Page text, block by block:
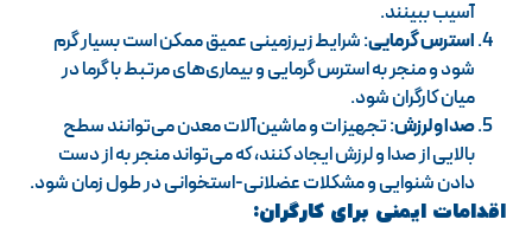
آسیب ببینند.
استرس گرمایی: شرایط زیرزمینی عمیق ممکن است بسیار گرم
شود و منجر به استرس گرمایی و بیماری‌های مرتبط با گرما در
میان کارگران شود.
صدا و لرزش: تجهیزات و ماشین‌آلات معدن می‌توانند سطح
بالایی از صدا و لرزش ایجاد کنند، که می‌تواند منجر به از دست
دادن شنوایی و مشکلات عضلانی-استخوانی در طول زمان شود.
اقدامات ایمنی برای کارگران: